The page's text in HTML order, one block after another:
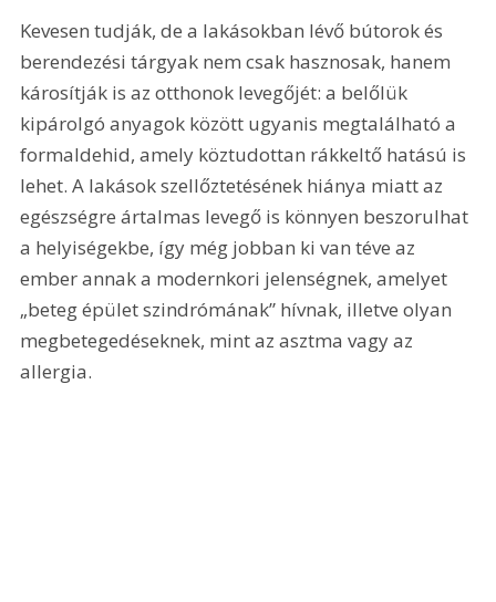
Kevesen tudják, de a lakásokban lévő bútorok és
berendezési tárgyak nem csak hasznosak, hanem
károsítják is az otthonok levegőjét: a belőlük
kipárolgó anyagok között ugyanis megtalálható a
formaldehid, amely köztudottan rákkeltő hatású is
lehet. A lakások szellőztetésének hiánya miatt az
egészségre ártalmas levegő is könnyen beszorulhat
a helyiségekbe, így még jobban ki van téve az
ember annak a modernkori jelenségnek, amelyet
„beteg épület szindrómának” hívnak, illetve olyan
megbetegedéseknek, mint az asztma vagy az
allergia.